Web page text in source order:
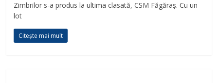
Zimbrilor s-a produs la ultima clasată, CSM Făgăraș. Cu un
lot
Citește mai mult